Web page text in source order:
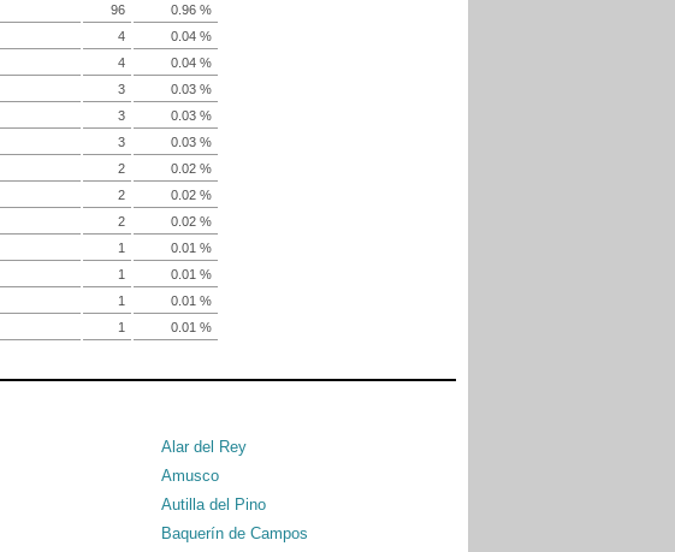
96
0.96 %
4
0.04 %
4
0.04 %
3
0.03 %
3
0.03 %
3
0.03 %
2
0.02 %
2
0.02 %
2
0.02 %
1
0.01 %
1
0.01 %
1
0.01 %
1 0.01 %
Alar del Rey
Amusco
Autilla del Pino
Baquerín de Campos